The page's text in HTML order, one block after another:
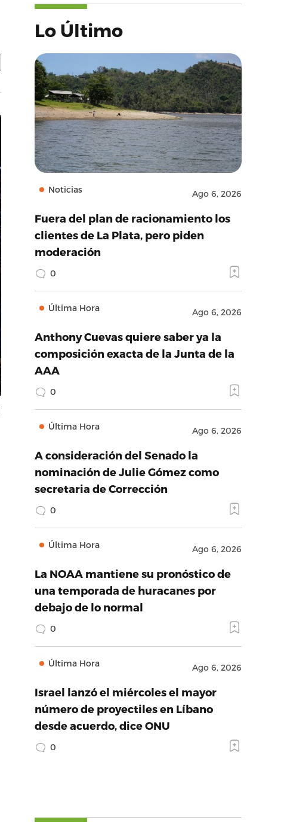
Lo Último
Noticias Ago 6, 2026
Fuera del plan de racionamiento los
clientes de La Plata, pero piden
moderación
0
Última Hora Ago 6, 2026
Anthony Cuevas quiere saber ya la
composición exacta de la Junta de la
AAA
0
Última Hora Ago 6, 2026
A consideración del Senado la
nominación de Julie Gómez como
secretaria de Corrección
0
Última Hora Ago 6, 2026
La NOAA mantiene su pronóstico de
una temporada de huracanes por
debajo de lo normal
0
Última Hora Ago 6, 2026
Israel lanzó el miércoles el mayor
número de proyectiles en Líbano
desde acuerdo, dice ONU
0